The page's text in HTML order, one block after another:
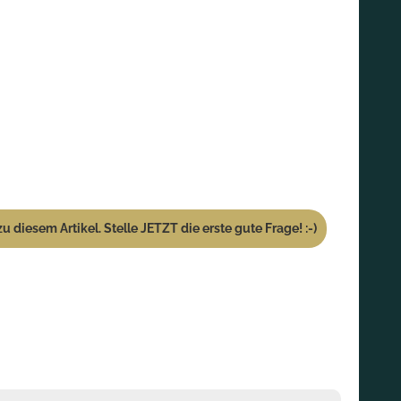
diesem Artikel. Stelle JETZT die erste gute Frage! :-)